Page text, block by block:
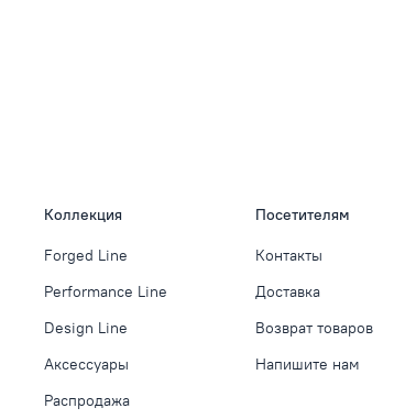
Коллекция
Forged Line
Performance Line
Design Line
Аксессуары
Распродажа
Посетителям
Контакты
Доставка
Возврат товаров
Напишите нам